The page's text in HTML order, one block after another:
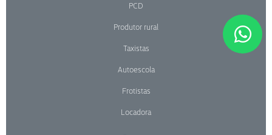
PCD
Produtor rural
Taxistas
Autoescola
Frotistas
Locadora